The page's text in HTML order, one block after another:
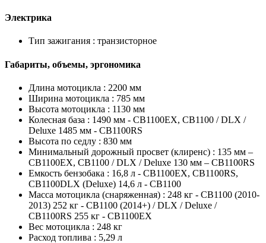
Электрика
Тип зажигания : транзисторное
Габариты, объемы, эргономика
Длина мотоцикла : 2200 мм
Ширина мотоцикла : 785 мм
Высота мотоцикла : 1130 мм
Колесная база : 1490 мм - CB1100EX, CB1100 / DLX /
Deluxe 1485 мм - CB1100RS
Высота по седлу : 830 мм
Минимальный дорожный просвет (клиренс) : 135 мм –
CB1100EX, CB1100 / DLX / Deluxe 130 мм – CB1100RS
Емкость бензобака : 16,8 л - CB1100EX, CB1100RS,
CB1100DLX (Deluxe) 14,6 л - CB1100
Масса мотоцикла (снаряженная) : 248 кг - CB1100 (2010-
2013) 252 кг - CB1100 (2014+) / DLX / Deluxe /
CB1100RS 255 кг - CB1100EX
Вес мотоцикла : 248 кг
Расход топлива : 5,29 л